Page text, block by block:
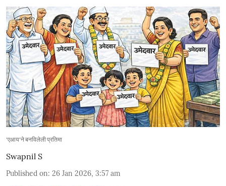
'एआय'ने बनविलेली प्रतिमा
Swapnil S
Published on: 26 Jan 2026, 3:57 am